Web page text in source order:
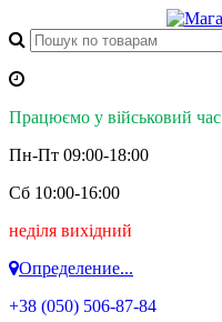
Працюємо у військовий час
Пн-Пт 09:00-18:00
Сб 10:00-16:00
неділя вихідний
Определение...
+38 (050) 506-87-84